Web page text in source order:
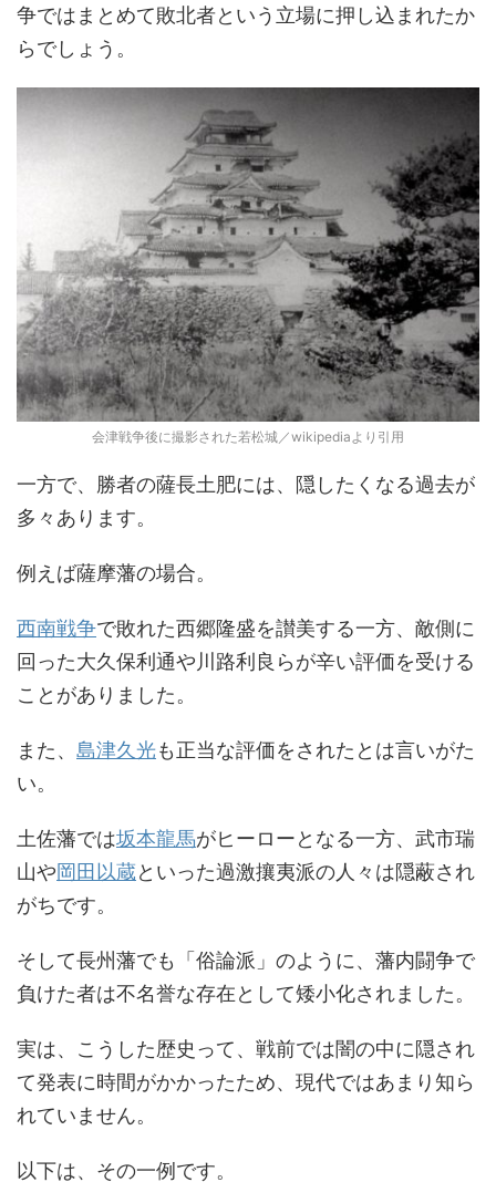
争ではまとめて敗北者という立場に押し込まれたか
らでしょう。
会津戦争後に撮影された若松城／wikipediaより引用
一方で、勝者の薩長土肥には、隠したくなる過去が
多々あります。
例えば薩摩藩の場合。
西南戦争で敗れた西郷隆盛を讃美する一方、敵側に
回った大久保利通や川路利良らが辛い評価を受ける
ことがありました。
また、 島津久光も正当な評価をされたとは言いがた
い。
土佐藩では坂本龍馬がヒーローとなる一方、武市瑞
山や岡田以蔵といった過激攘夷派の人々は隠蔽され
がちです。
そして長州藩でも「俗論派」のように、藩内闘争で
負けた者は不名誉な存在として矮小化されました。
実は、こうした歴史って、戦前では闇の中に隠され
て発表に時間がかかったため、現代ではあまり知ら
れていません。
以下は、その一例です。